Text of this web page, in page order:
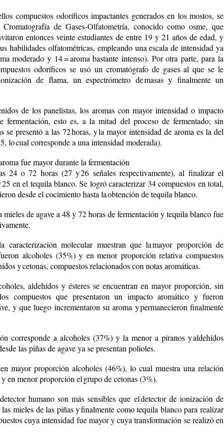
compuestos odoríficos impactantes generados en los mostos, se
de Gases-Olfatometría, conocido como osme, que
entonces veinte estudiantes de entre 19 y 21 años de edad, y
habilidades olfatométricas, empleando una escala de intensidad ya
moderado y 14 = aroma bastante intenso). Por otra parte, para la
odoríficos se usó un cromatógrafo de gases al que se le
de flama, un espectrómetro de masas y finalmente un
de los panelistas, los aromas con mayor intensidad o impacto
fermentación, esto es, a la mitad del proceso de fermentado; sin
se presentó a las 72 horas, y la mayor intensidad de aroma es la del
lo cual corresponde a una intensidad moderada).
fue mayor durante la fermentación
24 o 72 horas (27 y 26 señales respectivamente), al finalizar el
en el tequila blanco. Se logró caracterizar 34 compuestos en total,
desde el cocimiento hasta la obtención de tequila blanco.
mieles de agave a 48 y 72 horas de fermentación y tequila blanco fue
caracterización molecular muestran que la mayor proporción de
alcoholes (35%) y en menor proporción relativa compuestos
y cetonas, compuestos ­relacionados con notas ­aromáticas.
aldehídos y ésteres se encuen­tran en mayor proporción, sin
compuestos que presentaron un impacto aromático y fueron
y que luego incrementaron su aroma y permanecieron finalmente
corresponde a alcoholes (37%) y la menor a piranos y aldehídos
las piñas de agave ya se presentan polioles.
mayor proporción alcoholes (46%), lo cual muestra una relación
en menor proporción el grupo de cetonas (3%).
humano son más sensibles que el detector de ionización de
mieles de las piñas y finalmente como tequila blanco para realizar
cuya intensidad fue mayor y cuya transformación se realizó en